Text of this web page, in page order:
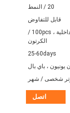
20 / النمط
قابل للتفاوض
حقيبة 1pcs / PP ، مربع 25pcs / الداخلية ، 100pcs /
الكرتون
25-60days
، باي بال
اتصل